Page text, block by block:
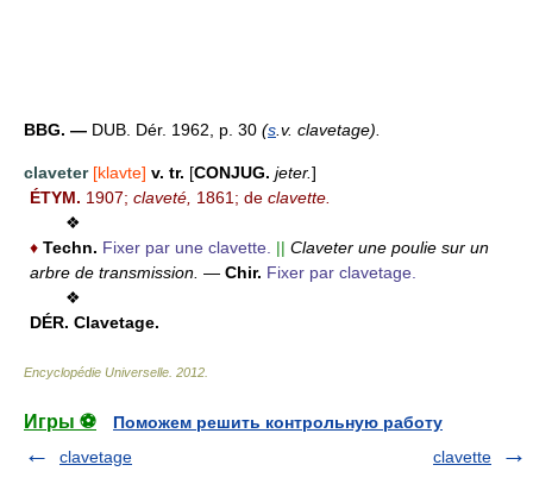
BBG. — DUB. Dér. 1962, p. 30 (s.v. clavetage).
claveter [klavte] v. tr. [CONJUG. jeter.]
ÉTYM. 1907; claveté, 1861; de clavette.
❖
♦ Techn. Fixer par une clavette. || Claveter une poulie sur un
arbre de transmission. — Chir. Fixer par clavetage.
❖
DÉR. Clavetage.
Encyclopédie Universelle 2012
Игры ⚽
Поможем решить контрольную работу
clavetage
clavette